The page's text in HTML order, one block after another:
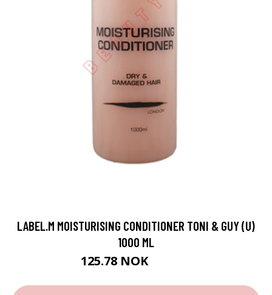
LABEL.M MOISTURISING CONDITIONER TONI & GUY (U)
1000 ML
125.78 NOK